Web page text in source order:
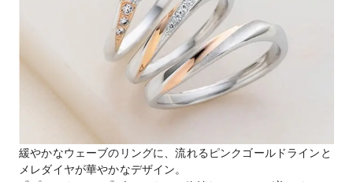
緩やかなウェーブのリングに、流れるピンクゴールドラインと
メレダイヤが華やかなデザイン。